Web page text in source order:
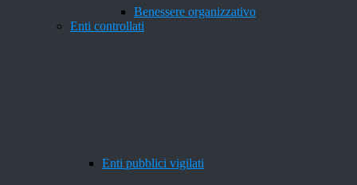
Benessere organizzativo
Enti controllati
Enti pubblici vigilati